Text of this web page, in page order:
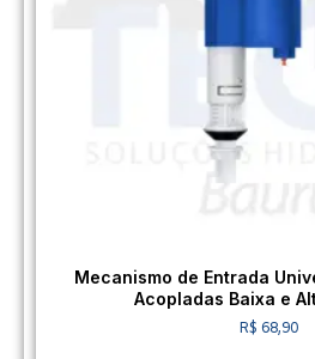
Mecanismo de Entrada
Acopladas Baixa e
R$ 68,90